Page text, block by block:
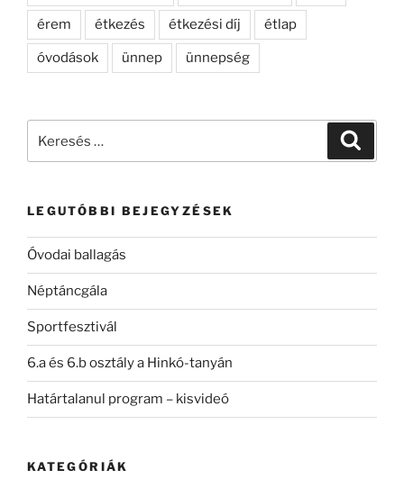
érem étkezés étkezési díj étlap
óvodások ünnep ünnepség
LEGUTÓBBI BEJEGYZÉSEK
Óvodai ballagás
Néptáncgála
Sportfesztivál
6.a és 6.b osztály a Hinkó-tanyán
Határtalanul program – kisvideó
KATEGÓRIÁK